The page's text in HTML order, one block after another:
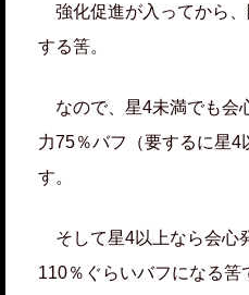
強化促進が入ってから
する筈。
なので、星4未満でも会
力75％バフ（要するに星4
す。
そして星4以上なら会心
110％ぐらいバフになる筈